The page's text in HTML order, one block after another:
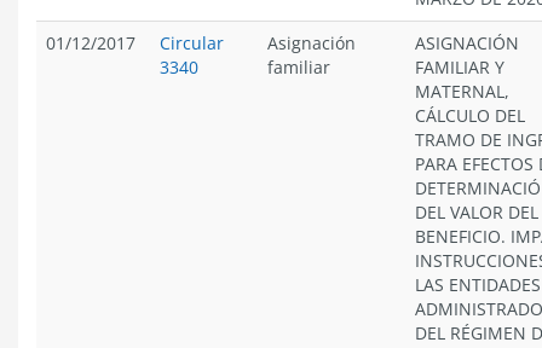
01/12/2017
Circular
3340
Asignación
familiar
ASIGNACIÓN
FAMILIAR Y
MATERNAL,
CÁLCULO DEL
TRAMO DE
PARA EFECTOS
DEL VALOR DEL
BENEFICIO.
LAS ENTIDADES
DEL RÉGIMEN